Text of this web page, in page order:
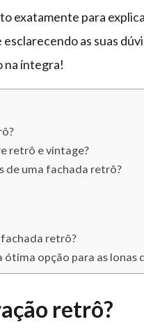
exatamente para
as suas
na íntegra!
retrô e vintage?
de uma fachada retrô?
retrô?
ótima opção para as lonas
retrô?